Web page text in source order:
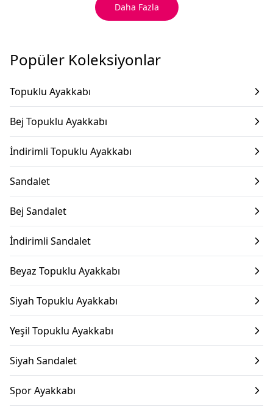
Daha Fazla
Popüler Koleksiyonlar
Topuklu Ayakkabı
Bej Topuklu Ayakkabı
İndirimli Topuklu Ayakkabı
Sandalet
Bej Sandalet
İndirimli Sandalet
Beyaz Topuklu Ayakkabı
Siyah Topuklu Ayakkabı
Yeşil Topuklu Ayakkabı
Siyah Sandalet
Spor Ayakkabı